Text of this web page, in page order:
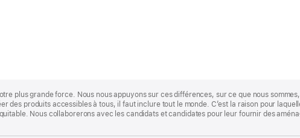
plus grande force. Nous nous appuyons sur ces différences, sur ce que nous
des produits accessibles à tous, il faut inclure tout le monde. C’est la raison pour
Nous collaborerons avec les candidats et candidates pour leur fournir des